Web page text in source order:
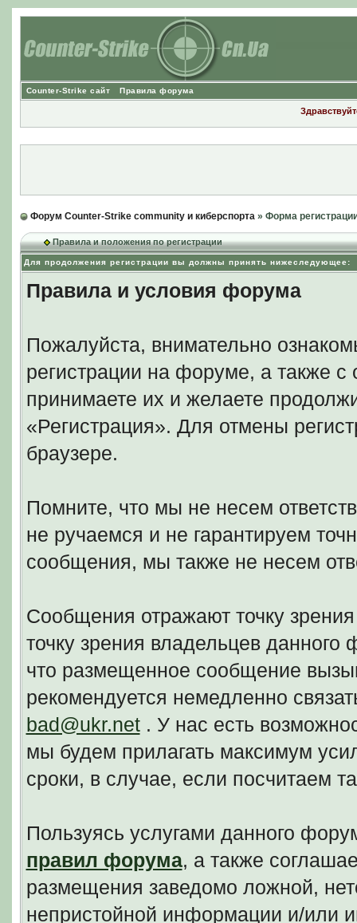
Counter-Strike сайт Правила форума
Форум Counter-Strike community и киберспорта» Форма
Правила и положения по регистрации
Для продолжения регистрации вы должны принять нижеследующее:
Правила и условия форума
Пожалуйста, внимательно
регистрации на форуме, а также
принимаете их и желаете
«Регистрация». Для отмены
браузере.
Помните, что мы не несем
не ручаемся и не гарантируем
сообщения, мы также не несем
Сообщения отражают точку
точку зрения владельцев
что размещенное сообщение
рекомендуется немедленно
bad@ukr.net. У нас есть
мы будем прилагать максимум
сроки, в случае, если посчитаем
Пользуясь услугами данного
правил форума, а также
размещения заведомо ложной,
непристойной информации и/или